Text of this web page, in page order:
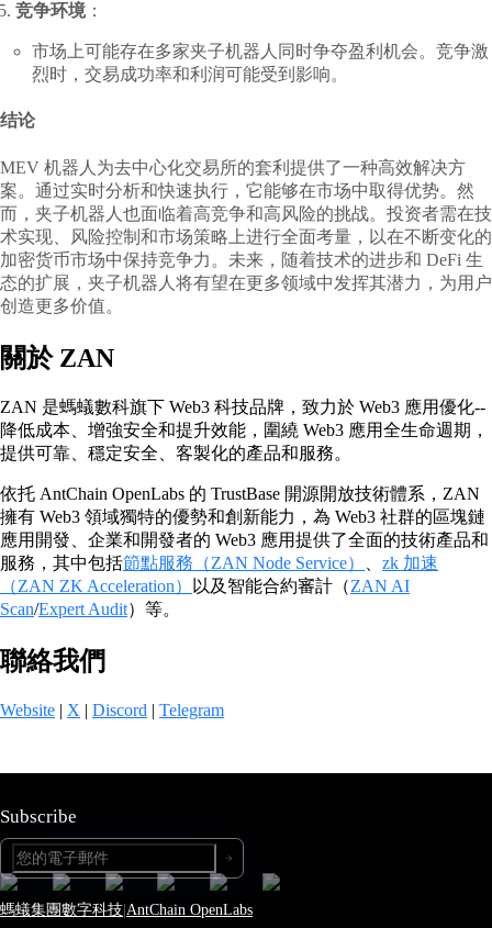
竞争环境：
市场上可能存在多家夹子机器人同时争夺盈利机会。竞争激
烈时，交易成功率和利润可能受到影响。
结论
MEV 机器人为去中心化交易所的套利提供了一种高效解决方
案。通过实时分析和快速执行，它能够在市场中取得优势。然
而，夹子机器人也面临着高竞争和高风险的挑战。投资者需在技
术实现、风险控制和市场策略上进行全面考量，以在不断变化的
加密货币市场中保持竞争力。未来，随着技术的进步和 DeFi 生
态的扩展，夹子机器人将有望在更多领域中发挥其潜力，为用户
创造更多价值。
關於 ZAN
ZAN 是螞蟻數科旗下 Web3 科技品牌，致力於 Web3 應用優化--
降低成本、增強安全和提升效能，圍繞 Web3 應用全生命週期，
提供可靠、穩定安全、客製化的產品和服務。
依托 AntChain OpenLabs 的 TrustBase 開源開放技術體系，ZAN
擁有 Web3 領域獨特的優勢和創新能力，為 Web3 社群的區塊鏈
應用開發、企業和開發者的 Web3 應用提供了全面的技術產品和
服務，其中包括節點服務（ZAN Node Service） 、 zk 加速
（ZAN ZK Acceleration） 以及智能合約審計（ZAN AI
Scan/Expert Audit）等。
聯絡我們
Website | X | Discord | Telegram
Subscribe
螞蟻集團數字科技|AntChain OpenLabs